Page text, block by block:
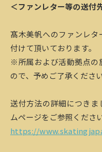
＜ファンレター等の送付
髙木美帆へのファンレ
付けて頂いております。
※所属および活動拠点の
ので、予めご了承ください
送付方法の詳細につき
ムページをご参照くださ
https://